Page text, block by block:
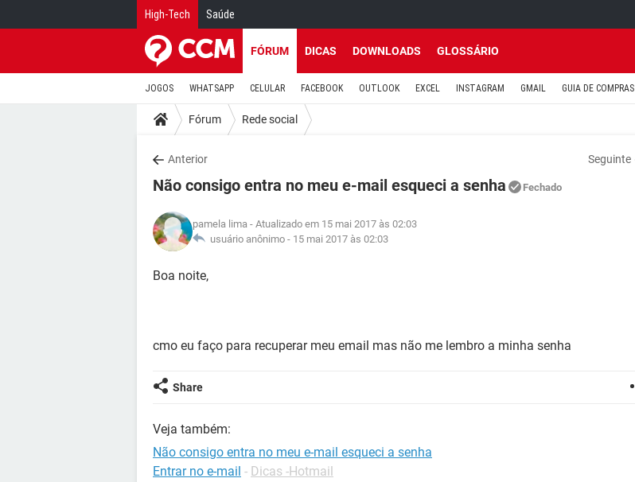
High-Tech Saúde
FÓRUM DICAS DOWNLOADS GLOSSÁRIO
JOGOS WHATSAPP CELULAR FACEBOOK OUTLOOK EXCEL INSTAGRAM GMAIL GUIA DE COMPRAS
Fórum Rede social
Anterior Seguinte
Não consigo entra no meu e-mail esqueci a senha Fechado
pamela lima - Atualizado em 15 mai 2017 às 02:03
usuário anônimo - 15 mai 2017 às 02:03
Boa noite,
cmo eu faço para recuperar meu email mas não me lembro a minha senha
Share
Veja também:
Não consigo entra no meu e-mail esqueci a senha
Entrar no e-mail - Dicas -Hotmail